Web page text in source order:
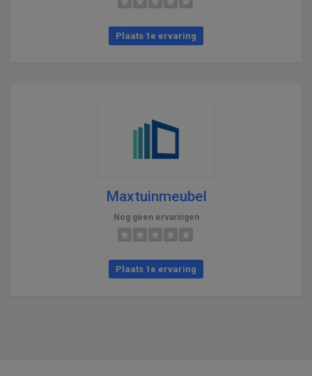
Plaats 1e ervaring
Maxtuinmeubel
Nog geen ervaringen
Plaats 1e ervaring